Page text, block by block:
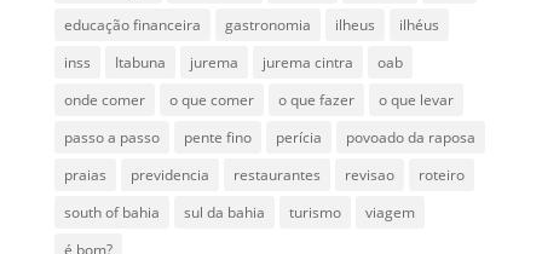
educação financeira
gastronomia ilheus
ilhéus
inss
Itabuna jurema jurema cintra
oab
onde comer
o que comer o que fazer
o que levar
passo a passo
pente fino perícia
povoado da raposa
praias
previdencia restaurantes revisao
roteiro
south of bahia
sul da bahia turismo
viagem